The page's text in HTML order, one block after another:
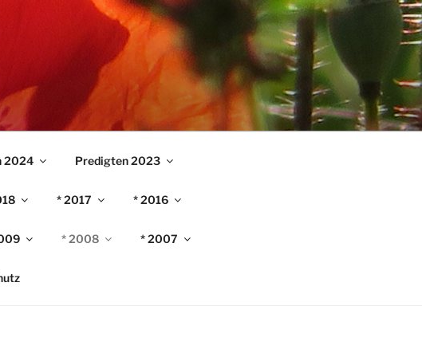
2024 Predigten 2023
* 2017 * 2016
* 2008 * 2007